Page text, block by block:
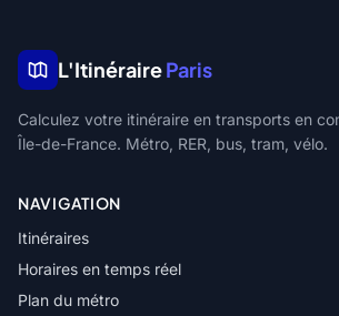
L'ItinéraireParis
Calculez votre itinéraire en transports en
Île-de-France. Métro, RER, bus, tram, vélo.
NAVIGATION
Itinéraires
Horaires en temps réel
Plan du métro